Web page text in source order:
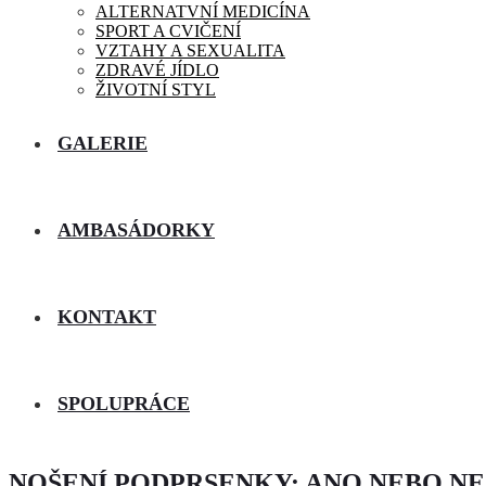
ALTERNATVNÍ MEDICÍNA
SPORT A CVIČENÍ
VZTAHY A SEXUALITA
ZDRAVÉ JÍDLO
ŽIVOTNÍ STYL
GALERIE
AMBASÁDORKY
KONTAKT
SPOLUPRÁCE